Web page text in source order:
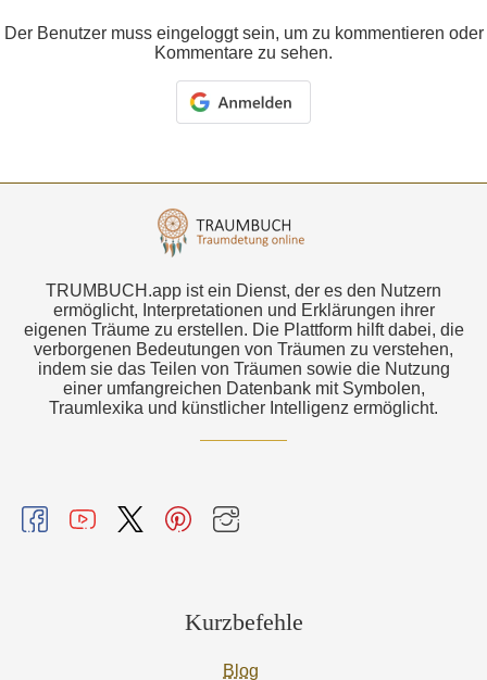
Der Benutzer muss eingeloggt sein, um zu kommentieren oder
Kommentare zu sehen.
TRUMBUCH.app ist ein Dienst, der es den Nutzern
ermöglicht, Interpretationen und Erklärungen ihrer
eigenen Träume zu erstellen. Die Plattform hilft dabei, die
verborgenen Bedeutungen von Träumen zu verstehen,
indem sie das Teilen von Träumen sowie die Nutzung
einer umfangreichen Datenbank mit Symbolen,
Traumlexika und künstlicher Intelligenz ermöglicht.
Kurzbefehle
Blog